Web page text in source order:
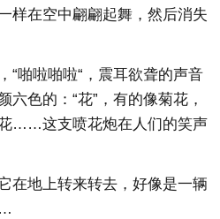
样在空中翩翩起舞，然后消失
“啪啦啪啦“，震耳欲聋的声音
色的：“花”，有的像菊花，
……这支喷花炮在人们的笑声
在地上转来转去，好像是一辆